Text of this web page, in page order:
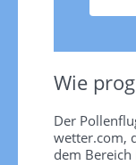
Wie
Der
wetter.com,
dem